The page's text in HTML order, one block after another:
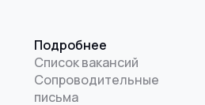
Подробнее
Список вакансий
Сопроводительные
письма